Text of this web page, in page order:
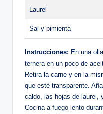
Laurel
Sal y pimienta
Instrucciones: En una
ternera en un poco de
Retira la carne y en la
que esté transparente.
caldo, las hojas de laurel,
Cocina a fuego lento